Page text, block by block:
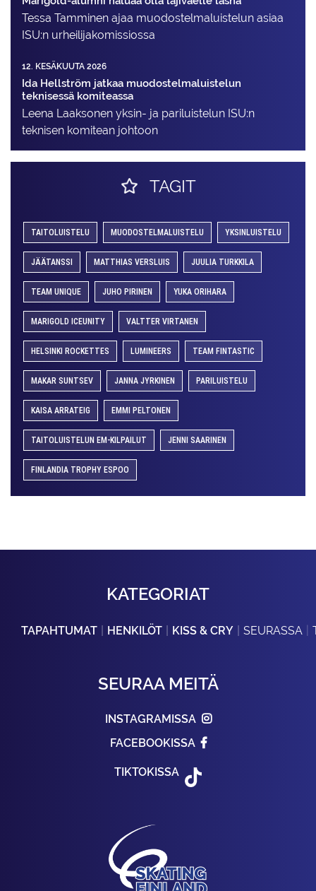
Tessa Tamminen ajaa muodostelma­luistelun asiaa
ISU:n urheilija­komissiossa
12. KESÄKUUTA 2026
Ida Hellström jatkaa muodostelmaluistelun
teknisessä komiteassa
Leena Laaksonen yksin- ja pariluistelun ISU:n
teknisen komitean johtoon
TAGIT
TAITOLUISTELU MUODOSTELMALUISTELU YKSINLUISTELU
JÄÄTANSSI MATTHIAS VERSLUIS JUULIA TURKKILA
TEAM UNIQUE JUHO PIRINEN YUKA ORIHARA
MARIGOLD ICEUNITY VALTTER VIRTANEN
HELSINKI ROCKETTES LUMINEERS TEAM FINTASTIC
MAKAR SUNTSEV JANNA JYRKINEN PARILUISTELU
KAISA ARRATEIG EMMI PELTONEN
TAITOLUISTELUN EM-KILPAILUT JENNI SAARINEN
FINLANDIA TROPHY ESPOO
KATEGORIAT
TAPAHTUMAT HENKILÖT KISS & CRY SEURASSA
SEURAA MEITÄ
INSTAGRAMISSA
FACEBOOKISSA
TIKTOKISSA